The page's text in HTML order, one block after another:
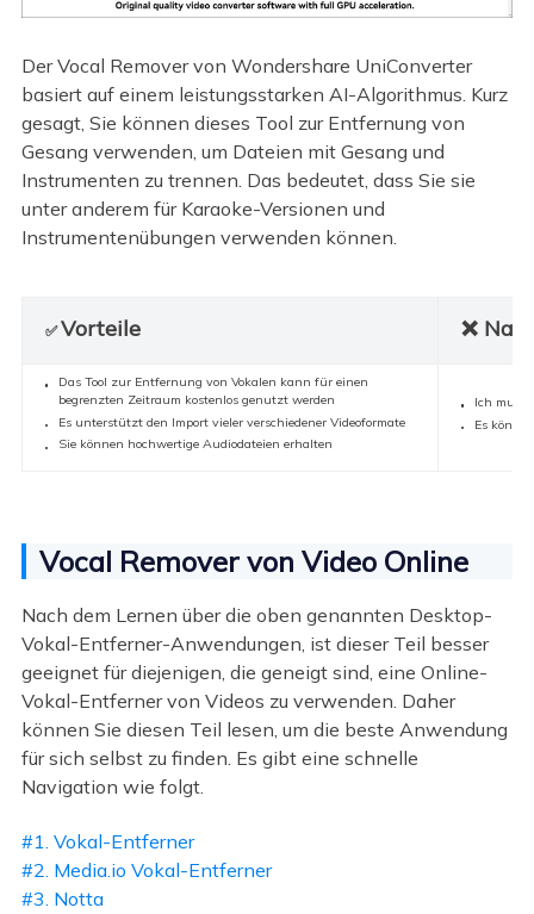
Der Vocal Remover von Wondershare UniConverter
basiert auf einem leistungsstarken AI-Algorithmus. Kurz
gesagt, Sie können dieses Tool zur Entfernung von
Gesang verwenden, um Dateien mit Gesang und
Instrumenten zu trennen. Das bedeutet, dass Sie sie
unter anderem für Karaoke-Versionen und
Instrumentenübungen verwenden können.
✅Vorteile ❌
Das Tool zur Entfernung von Vokalen kann für einen
begrenzten Zeitraum kostenlos genutzt werden
Es unterstützt den Import vieler verschiedener Videoformate
Sie können hochwertige Audiodateien erhalten
Ich muss
Es
Vocal Remover von Video Online
Nach dem Lernen über die oben genannten Desktop-
Vokal-Entferner-Anwendungen, ist dieser Teil besser
geeignet für diejenigen, die geneigt sind, eine Online-
Vokal-Entferner von Videos zu verwenden. Daher
können Sie diesen Teil lesen, um die beste Anwendung
für sich selbst zu finden. Es gibt eine schnelle
Navigation wie folgt.
#1. Vokal-Entferner
#2. Media.io Vokal-Entferner
#3. Notta